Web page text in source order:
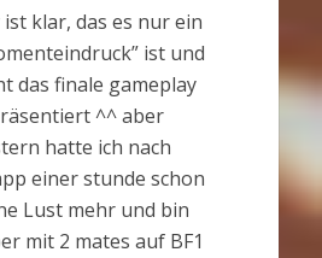
klar, das es nur ein
ist und
das finale gameplay
^^ aber
hatte ich nach
einer stunde schon
Lust mehr und bin
mit 2 mates auf BF1